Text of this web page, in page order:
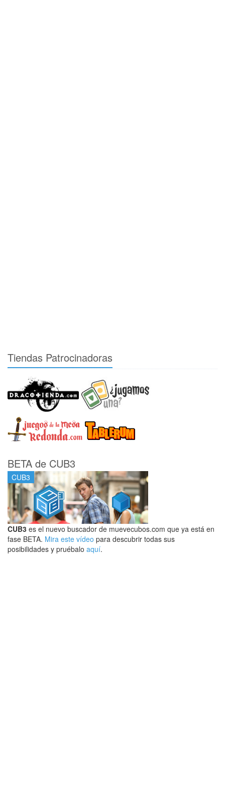
Tiendas Patrocinadoras
BETA de CUB3
CUB3
CUB3 es el nuevo buscador de muevecubos.com que ya está en
fase BETA. Mira este vídeo para descubrir todas sus
posibilidades y pruébalo aquí.